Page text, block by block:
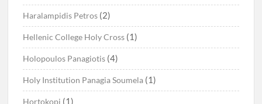
Haralampidis Petros (2)
Hellenic College Holy Cross (1)
Holopoulos Panagiotis (4)
Holy Institution Panagia Soumela (1)
Hortokopi (1)